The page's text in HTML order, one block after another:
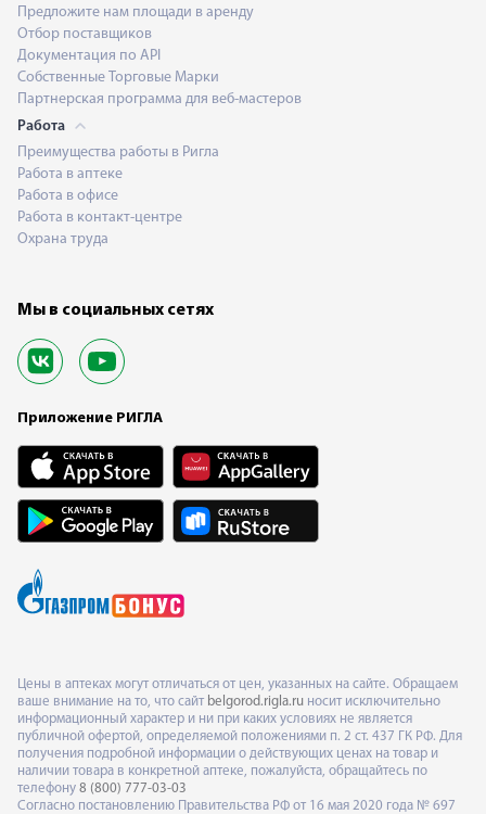
Предложите нам площади в аренду
Отбор поставщиков
Документация по API
Собственные Торговые Марки
Партнерская программа для веб-мастеров
Работа
Преимущества работы в Ригла
Работа в аптеке
Работа в офисе
Работа в контакт-центре
Охрана труда
Мы в социальных сетях
Приложение РИГЛА
Цены в аптеках могут отличаться от цен, указанных на сайте. Обращаем
ваше внимание на то, что сайт belgorod.rigla.ru носит исключительно
информационный характер и ни при каких условиях не является
публичной офертой, определяемой положениями п. 2 ст. 437 ГК РФ. Для
получения подробной информации о действующих ценах на товар и
наличии товара в конкретной аптеке, пожалуйста, обращайтесь по
телефону 8 (800) 777-03-03
Согласно постановлению Правительства РФ от 16 мая 2020 года № 697